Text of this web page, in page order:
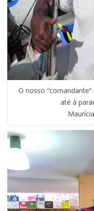
O nosso
até à